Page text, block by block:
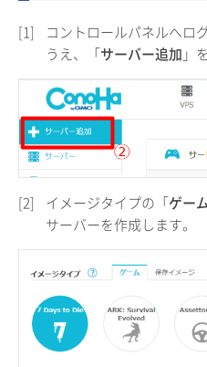
[1] コントロールパネルへロ
うえ、「サーバー追加 」
[2] イメージタイプの「ゲー
サーバーを作成します。